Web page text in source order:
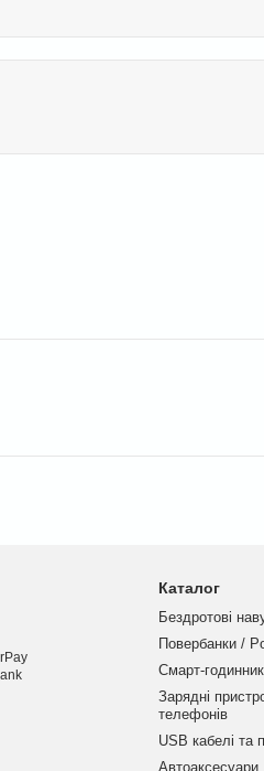
Каталог
Бездротові
Повербанки /
Смарт-
Зарядні
телефонів
USB кабелі та
Автоаксесуари